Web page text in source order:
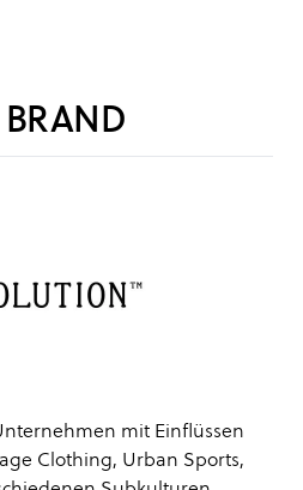
mit Einflüssen
Clothing, Urban Sports,